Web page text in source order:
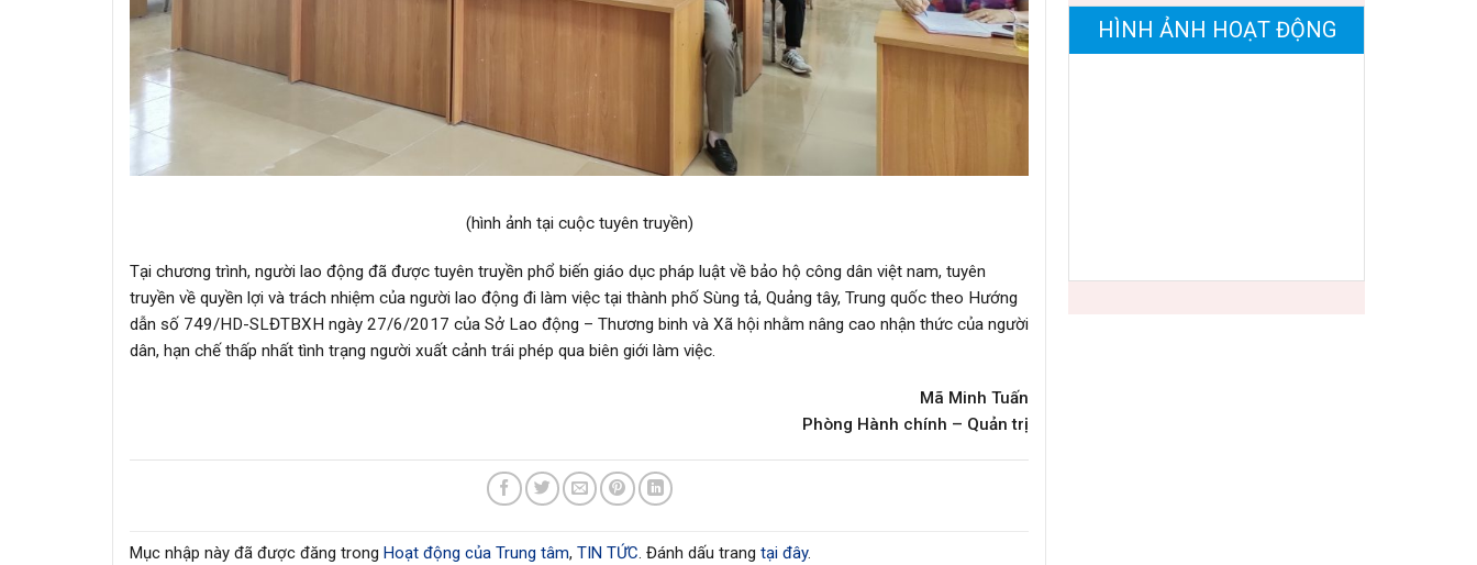
(hình ảnh tại cuộc tuyên truyền)
Tại chương trình, người lao động đã được tuyên truyền phổ biến giáo dục pháp luật về bảo hộ công dân việt nam, tuyên
truyền về quyền lợi và trách nhiệm của người lao động đi làm việc tại thành phố Sùng tả, Quảng tây, Trung quốc theo Hướng
dẫn số 749/HD-SLĐTBXH ngày 27/6/2017 của Sở Lao động – Thương binh và Xã hội nhằm nâng cao nhận thức của người
dân, hạn chế thấp nhất tình trạng người xuất cảnh trái phép qua biên giới làm việc.
Mã Minh Tuấn
Phòng Hành chính – Quản trị
Mục nhập này đã được đăng trong Hoạt động của Trung tâm, TIN TỨC. Đánh dấu trang tại đây.
HÌNH ẢNH HOẠT ĐỘNG